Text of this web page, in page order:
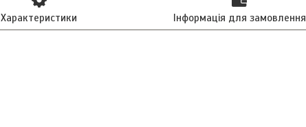
Характеристики Інформація для замовлення